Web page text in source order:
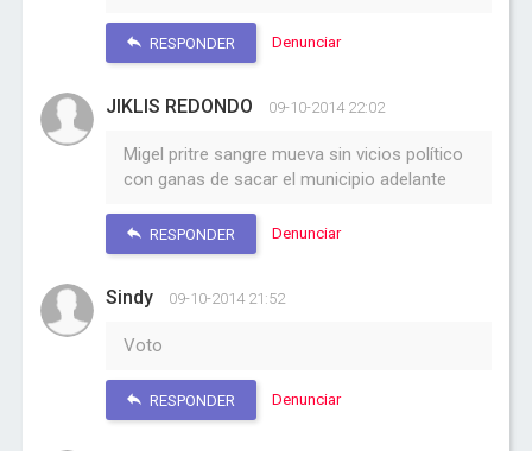
RESPONDER Denunciar
JIKLIS REDONDO 09-10-2014 22:02
Migel pritre sangre mueva sin vicios político
con ganas de sacar el municipio adelante
RESPONDER Denunciar
Sindy 09-10-2014 21:52
Voto
RESPONDER Denunciar